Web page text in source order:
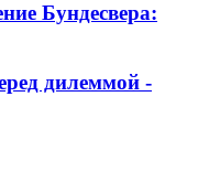
Бундесвера:
дилеммой -